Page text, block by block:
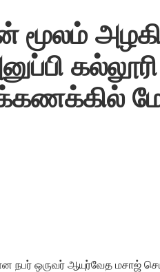
கல்லூரி
ஒருவர் ஆயுர்வேத மசாஜ்